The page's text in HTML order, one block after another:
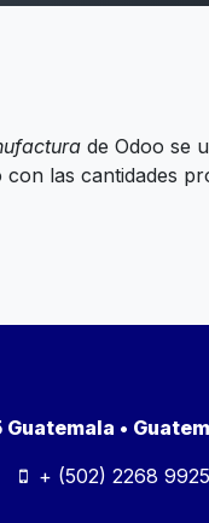
de Odoo se
las cantidades
•
+ (502) 2268 9925